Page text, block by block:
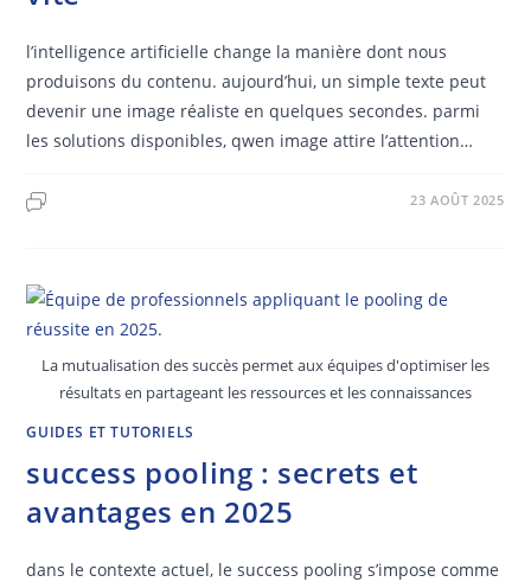
l’intelligence artificielle change la manière dont nous
produisons du contenu. aujourd’hui, un simple texte peut
devenir une image réaliste en quelques secondes. parmi
les solutions disponibles, qwen image attire l’attention…
23 AOÛT 2025
La mutualisation des succès permet aux équipes d'optimiser les
résultats en partageant les ressources et les connaissances
GUIDES ET TUTORIELS
success pooling : secrets et
avantages en 2025
dans le contexte actuel, le success pooling s’impose comme